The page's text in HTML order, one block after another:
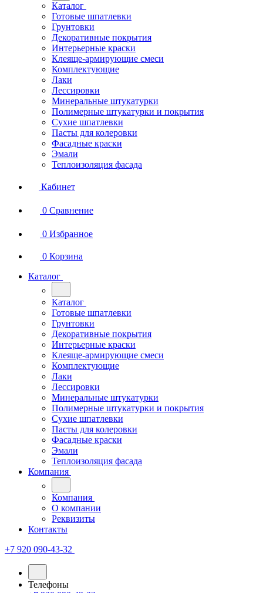
Каталог
Готовые шпатлевки
Грунтовки
Декоративные покрытия
Интерьерные краски
Клеяще-армирующие смеси
Комплектующие
Лаки
Лессировки
Минеральные штукатурки
Полимерные штукатурки и покрытия
Сухие шпатлевки
Пасты для колеровки
Фасадные краски
Эмали
Теплоизоляция фасада
Кабинет
0 Сравнение
0 Избранное
0 Корзина
Каталог
Каталог
Готовые шпатлевки
Грунтовки
Декоративные покрытия
Интерьерные краски
Клеяще-армирующие смеси
Комплектующие
Лаки
Лессировки
Минеральные штукатурки
Полимерные штукатурки и покрытия
Сухие шпатлевки
Пасты для колеровки
Фасадные краски
Эмали
Теплоизоляция фасада
Компания
Компания
О компании
Реквизиты
Контакты
+7 920 090-43-32
Телефоны